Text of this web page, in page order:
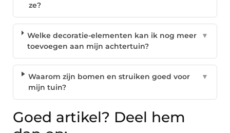
ze?
Welke decoratie-elementen kan ik nog meer
toevoegen aan mijn achtertuin?
▼
Waarom zijn bomen en struiken goed voor
mijn tuin?
▼
Goed artikel? Deel hem